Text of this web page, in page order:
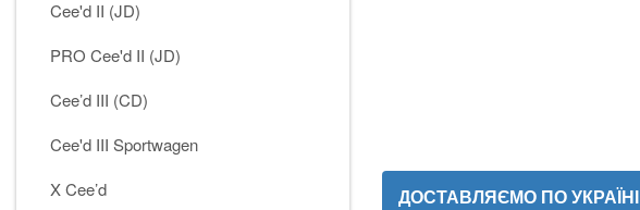
Cee'd II (JD)
PRO Cee'd II (JD)
Cee’d III (CD)
Cee'd III Sportwagen
X Cee’d
ДОСТАВЛЯЄМО ПО УКРАЇНІ